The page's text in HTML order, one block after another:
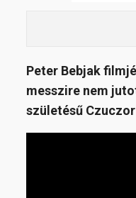
Peter Bebjak
messzire nem
születésű